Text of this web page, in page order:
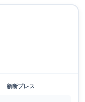
新断プレス